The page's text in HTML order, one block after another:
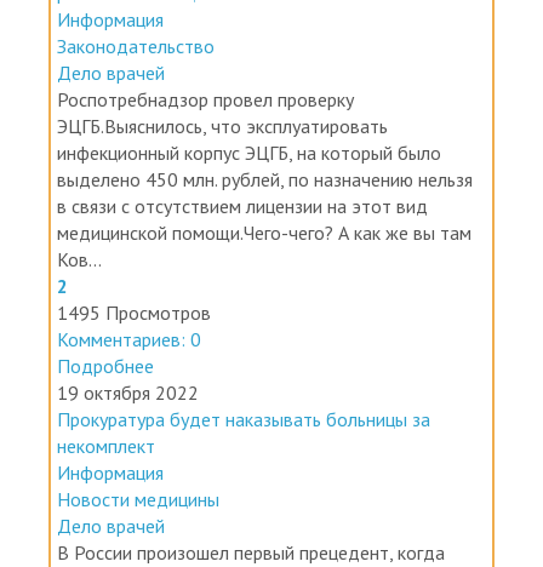
Законодательство
Дело врачей
Роспотребнадзор провел проверку
ЭЦГБ.Выяснилось, что эксплуатировать
инфекционный корпус ЭЦГБ, на который было
выделено 450 млн. рублей, по назначению нельзя
в связи с отсутствием лицензии на этот вид
медицинской помощи.Чего-чего? А как же вы там
Ков...
2
1495 Просмотров
Комментариев: 0
Подробнее
19 октября 2022
Прокуратура будет наказывать больницы за
некомплект
Информация
Новости медицины
Дело врачей
В России произошел первый прецедент, когда
руководство и организация были наказаны за